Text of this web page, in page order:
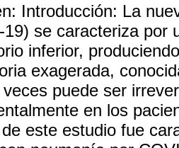
Introducción: La
19) se caracteriza por
inferior,
exagerada,
puede ser
en los
este estudio fue